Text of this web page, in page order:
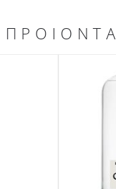
ΠΡΟΙΟΝΤΑ